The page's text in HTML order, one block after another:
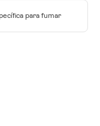
para fumar